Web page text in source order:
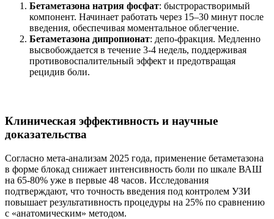
Бетаметазона натрия фосфат: быстрорастворимый
компонент. Начинает работать через 15–30 минут после
введения, обеспечивая моментальное облегчение.
Бетаметазона дипропионат: депо-фракция. Медленно
высвобождается в течение 3-4 недель, поддерживая
противовоспалительный эффект и предотвращая
рецидив боли.
Клиническая эффективность и научные
доказательства
Согласно мета-анализам 2025 года, применение бетаметазона
в форме блокад снижает интенсивность боли по шкале ВАШ
на 65-80% уже в первые 48 часов. Исследования
подтверждают, что точность введения под контролем УЗИ
повышает результативность процедуры на 25% по сравнению
с «анатомическим» методом.